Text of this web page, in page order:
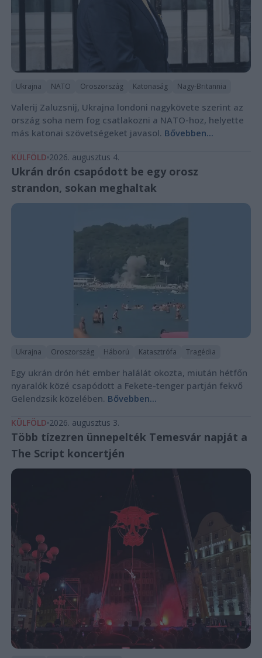
Ukrajna NATO Oroszország Katonaság Nagy-Britannia
Valerij Zaluzsnij, Ukrajna londoni nagykövete szerint az
ország soha nem fog csatlakozni a NATO-hoz, helyette
más katonai szövetségeket javasol. Bővebben...
KÜLFÖLD 2026. augusztus 4.
Ukrán drón csapódott be egy orosz
strandon, sokan meghaltak
Ukrajna Oroszország Háború Katasztrófa Tragédia
Egy ukrán drón hét ember halálát okozta, miután hétfőn
nyaralók közé csapódott a Fekete-tenger partján fekvő
Gelendzsik közelében. Bővebben...
KÜLFÖLD 2026. augusztus 3.
Több tízezren ünnepelték Temesvár napját a
The Script koncertjén